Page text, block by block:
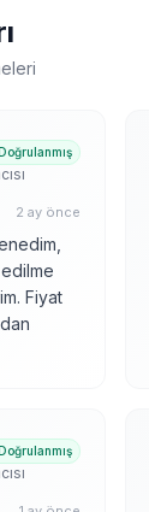
2 ay önce
Fiyat